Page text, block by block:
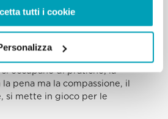
tutti i cookie
da parte il soggetto
i volti e le storie, le vite
cifre e così un po’ alla volta
occupano di pratiche; la
pena ma la compassione, il
si mette in gioco per le